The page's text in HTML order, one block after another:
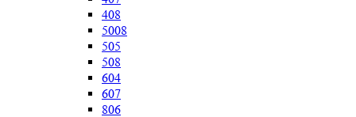
408
5008
505
508
604
607
806